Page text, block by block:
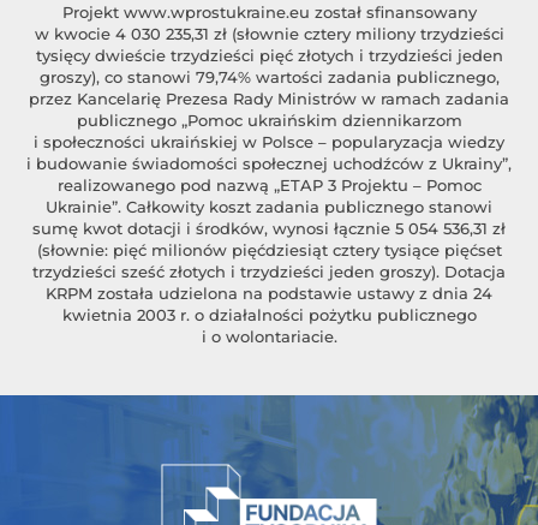
Projekt www.wprostukraine.eu został sfinansowany
w kwocie 4 030 235,31 zł (słownie cztery miliony trzydzieści
tysięcy dwieście trzydzieści pięć złotych i trzydzieści jeden
groszy), co stanowi 79,74% wartości zadania publicznego,
przez Kancelarię Prezesa Rady Ministrów w ramach zadania
publicznego „Pomoc ukraińskim dziennikarzom
i społeczności ukraińskiej w Polsce – popularyzacja wiedzy
i budowanie świadomości społecznej uchodźców z Ukrainy”,
realizowanego pod nazwą „ETAP 3 Projektu – Pomoc
Ukrainie”. Całkowity koszt zadania publicznego stanowi
sumę kwot dotacji i środków, wynosi łącznie 5 054 536,31 zł
(słownie: pięć milionów pięćdziesiąt cztery tysiące pięćset
trzydzieści sześć złotych i trzydzieści jeden groszy). Dotacja
KRPM została udzielona na podstawie ustawy z dnia 24
kwietnia 2003 r. o działalności pożytku publicznego
i o wolontariacie.